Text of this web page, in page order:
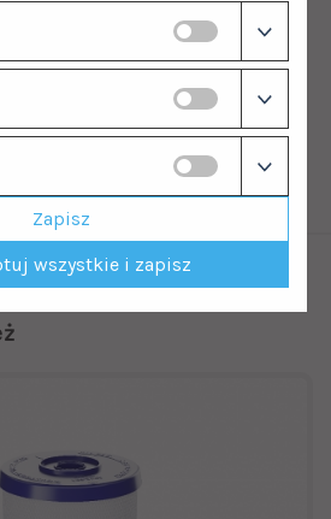
Prestige i wydajną membraną
absolutną pewność, że pijesz
wolną od szkodliwych
się do Twojego dobrego
Zapisz
wszystkie i zapisz